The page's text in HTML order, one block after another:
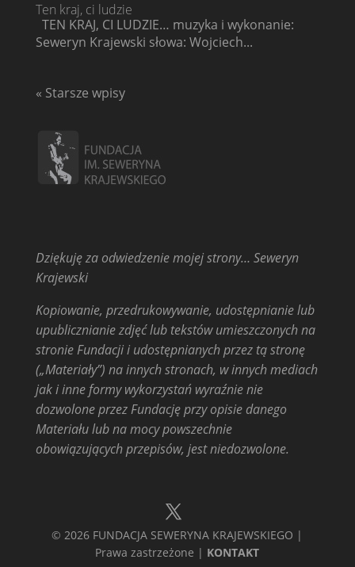
Ten kraj, ci ludzie
TEN KRAJ, CI LUDZIE… muzyka i wykonanie:
Seweryn Krajewski słowa: Wojciech...
« Starsze wpisy
Dziękuję za odwiedzenie mojej strony… Seweryn
Krajewski
Kopiowanie, przedrukowywanie, udostępnianie lub
upublicznianie zdjęć lub tekstów umieszczonych na
stronie Fundacji i udostępnianych przez tą stronę
(„Materiały”) na innych stronach, w innych mediach
jak i inne formy wykorzystań wyraźnie nie
dozwolone przez Fundację przy opisie danego
Materiału lub na mocy powszechnie
obowiązujących przepisów, jest niedozwolone.
© 2026 FUNDACJA SEWERYNA KRAJEWSKIEGO |
Prawa zastrzeżone | KONTAKT